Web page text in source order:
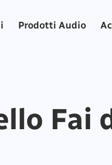
Prodotti Audio
Fai